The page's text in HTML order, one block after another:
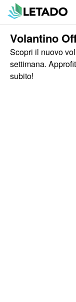
Volantino
Scopri il nuovo
settimana.
subito!